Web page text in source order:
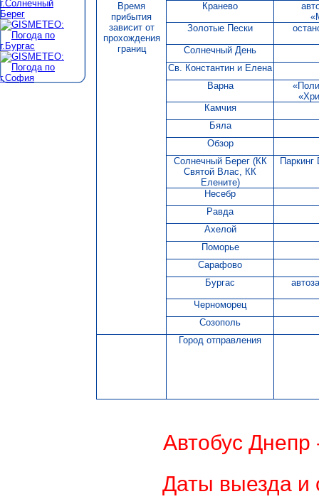
Время
прибытия
зависит от
прохождения
границ
Кранево
Золотые Пески
Солнечный День
Св. Константин и Елена
Варна
Камчия
Бяла
Обзор
Солнечный Берег (КК
Святой Влас, КК
Елените)
Несебр
Равда
Ахелой
Поморье
Сарафово
Бургас
Черноморец
Созополь
Город отправления
Автобус
Даты выезда и